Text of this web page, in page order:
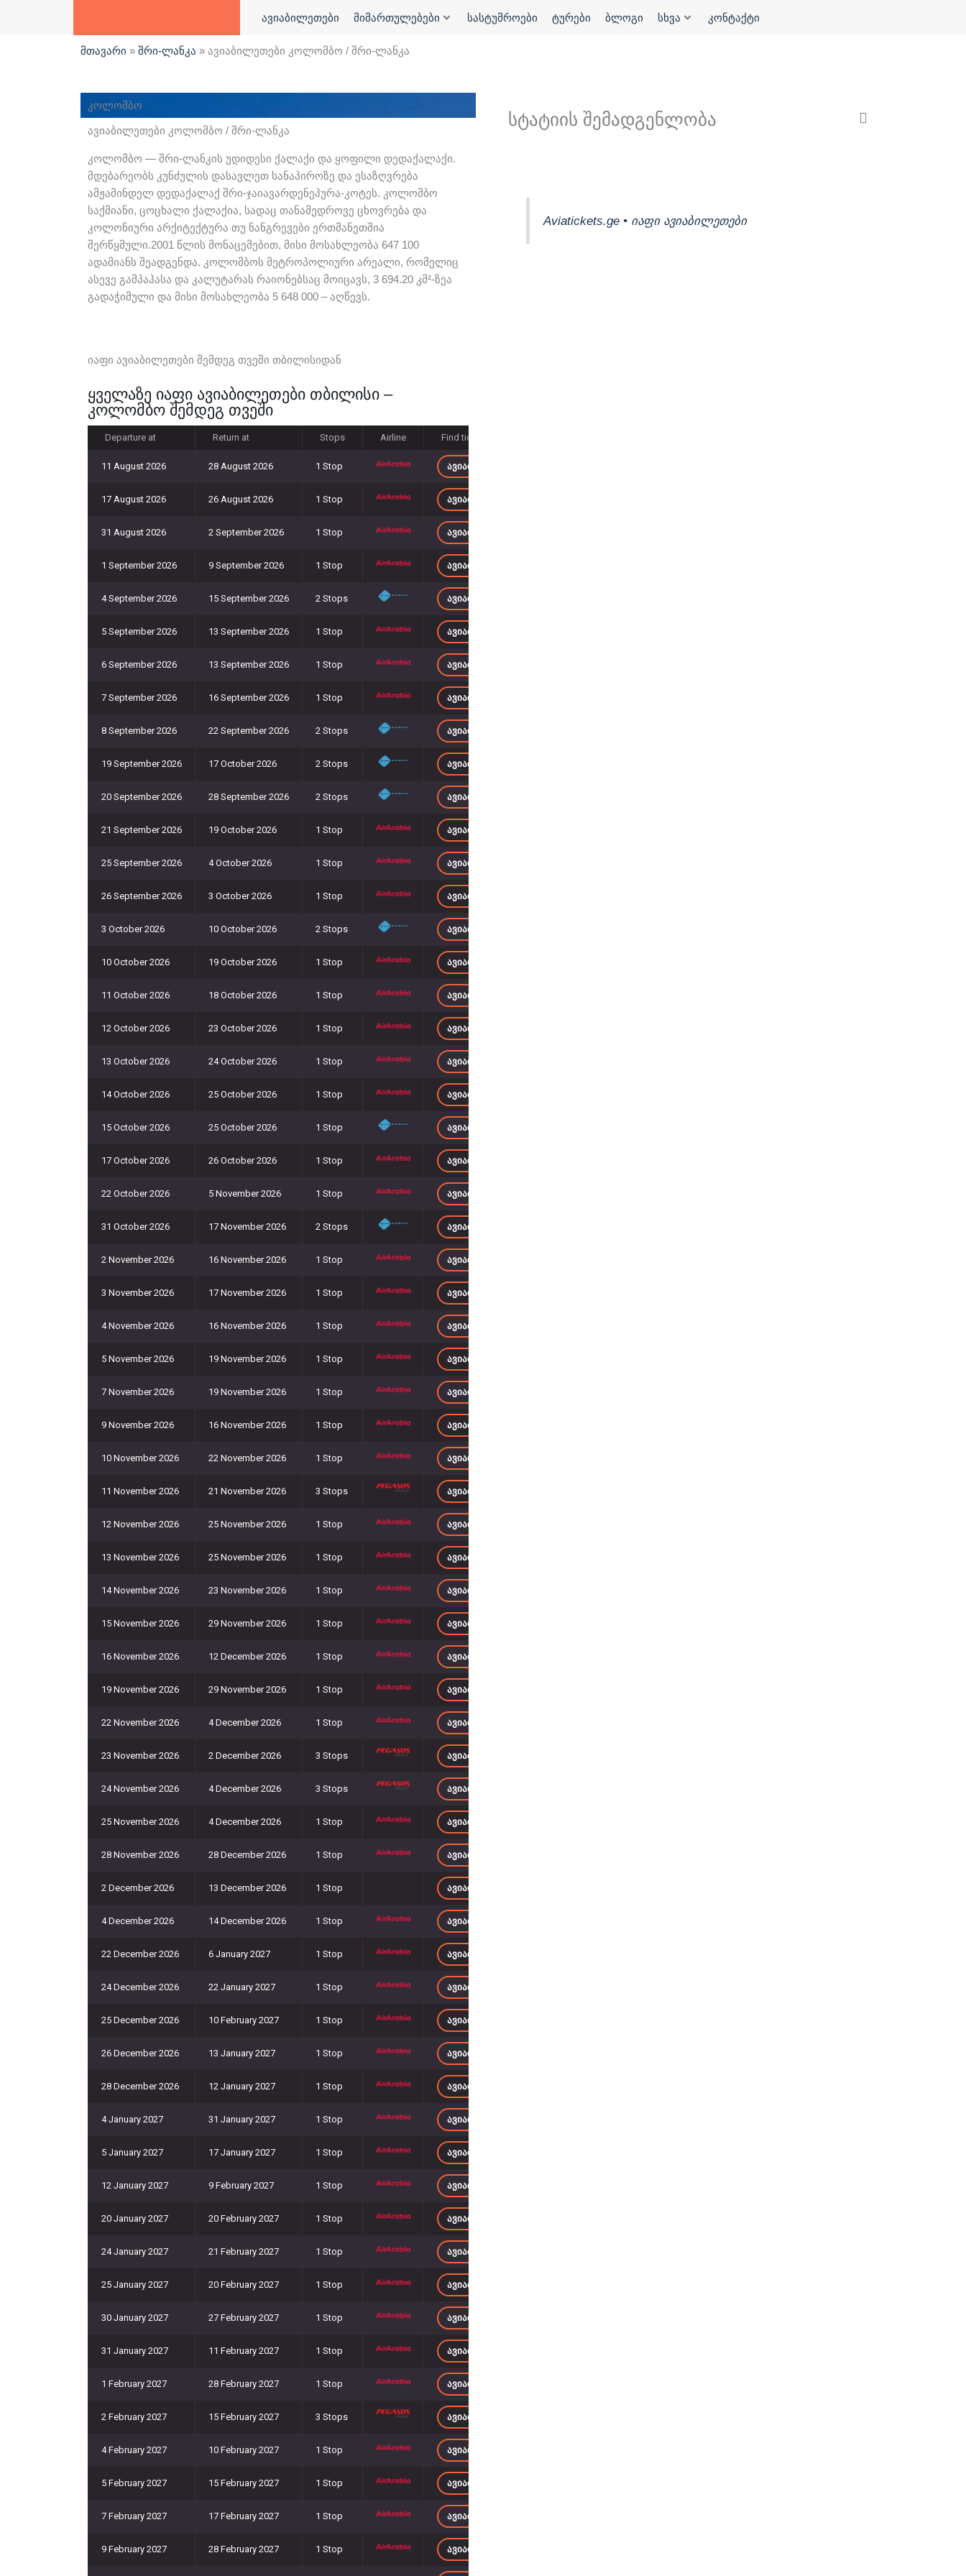
ავიაბილეთები მიმართულებები სასტუმროები ტურები ბლოგი სხვა კონტაქტი
მთავარი » შრი-ლანკა » ავიაბილეთები კოლომბო / შრი-ლანკა
კოლომბო
ავიაბილეთები კოლომბო / შრი-ლანკა
კოლომბო — შრი-ლანკის უდიდესი ქალაქი და ყოფილი დედაქალაქი.
მდებარეობს კუნძულის დასავლეთ სანაპიროზე და ესაზღვრება
ამჟამინდელ დედაქალაქ შრი-ჯაიავარდენეპურა-კოტეს. კოლომბო
საქმიანი, ცოცხალი ქალაქია, სადაც თანამედროვე ცხოვრება და
კოლონიური არქიტექტურა თუ ნანგრევები ერთმანეთშია
შერწყმული.2001 წლის მონაცემებით, მისი მოსახლეობა 647 100
ადამიანს შეადგენდა. კოლომბოს მეტროპოლიური არეალი, რომელიც
ასევე გამპაჰასა და კალუტარას რაიონებსაც მოიცავს, 3 694.20 კმ²-ზეა
გადაჭიმული და მისი მოსახლეობა 5 648 000 – აღწევს.
იაფი ავიაბილეთები შემდეგ თვეში თბილისიდან
ყველაზე იაფი ავიაბილეთები თბილისი –
კოლომბო შემდეგ თვეში
Departure at Return at Stops Airline Find tickets
11 August 2026 28 August 2026 1 Stop ᲐᲕᲘᲐᲑᲘᲚᲔᲗᲔᲑᲘ 2 131
17 August 2026 26 August 2026 1 Stop ᲐᲕᲘᲐᲑᲘᲚᲔᲗᲔᲑᲘ 2 111
31 August 2026 2 September 2026 1 Stop ᲐᲕᲘᲐᲑᲘᲚᲔᲗᲔᲑᲘ 1 722
1 September 2026 9 September 2026 1 Stop ᲐᲕᲘᲐᲑᲘᲚᲔᲗᲔᲑᲘ 1 686
4 September 2026 15 September 2026 2 Stops ᲐᲕᲘᲐᲑᲘᲚᲔᲗᲔᲑᲘ 1 764
5 September 2026 13 September 2026 1 Stop ᲐᲕᲘᲐᲑᲘᲚᲔᲗᲔᲑᲘ 1 878
6 September 2026 13 September 2026 1 Stop ᲐᲕᲘᲐᲑᲘᲚᲔᲗᲔᲑᲘ 1 705
7 September 2026 16 September 2026 1 Stop ᲐᲕᲘᲐᲑᲘᲚᲔᲗᲔᲑᲘ 1 709
8 September 2026 22 September 2026 2 Stops ᲐᲕᲘᲐᲑᲘᲚᲔᲗᲔᲑᲘ 1 799
19 September 2026 17 October 2026 2 Stops ᲐᲕᲘᲐᲑᲘᲚᲔᲗᲔᲑᲘ 1 571
20 September 2026 28 September 2026 2 Stops ᲐᲕᲘᲐᲑᲘᲚᲔᲗᲔᲑᲘ 1 646
21 September 2026 19 October 2026 1 Stop ᲐᲕᲘᲐᲑᲘᲚᲔᲗᲔᲑᲘ 1 718
25 September 2026 4 October 2026 1 Stop ᲐᲕᲘᲐᲑᲘᲚᲔᲗᲔᲑᲘ 1 828
26 September 2026 3 October 2026 1 Stop ᲐᲕᲘᲐᲑᲘᲚᲔᲗᲔᲑᲘ 1 705
3 October 2026 10 October 2026 2 Stops ᲐᲕᲘᲐᲑᲘᲚᲔᲗᲔᲑᲘ 1 624
10 October 2026 19 October 2026 1 Stop ᲐᲕᲘᲐᲑᲘᲚᲔᲗᲔᲑᲘ 1 685
11 October 2026 18 October 2026 1 Stop ᲐᲕᲘᲐᲑᲘᲚᲔᲗᲔᲑᲘ 1 838
12 October 2026 23 October 2026 1 Stop ᲐᲕᲘᲐᲑᲘᲚᲔᲗᲔᲑᲘ 1 901
13 October 2026 24 October 2026 1 Stop ᲐᲕᲘᲐᲑᲘᲚᲔᲗᲔᲑᲘ 1 867
14 October 2026 25 October 2026 1 Stop ᲐᲕᲘᲐᲑᲘᲚᲔᲗᲔᲑᲘ 1 867
15 October 2026 25 October 2026 1 Stop ᲐᲕᲘᲐᲑᲘᲚᲔᲗᲔᲑᲘ 1 815
17 October 2026 26 October 2026 1 Stop ᲐᲕᲘᲐᲑᲘᲚᲔᲗᲔᲑᲘ 1 685
22 October 2026 5 November 2026 1 Stop ᲐᲕᲘᲐᲑᲘᲚᲔᲗᲔᲑᲘ 1 841
31 October 2026 17 November 2026 2 Stops ᲐᲕᲘᲐᲑᲘᲚᲔᲗᲔᲑᲘ 1 677
2 November 2026 16 November 2026 1 Stop ᲐᲕᲘᲐᲑᲘᲚᲔᲗᲔᲑᲘ 1 832
3 November 2026 17 November 2026 1 Stop ᲐᲕᲘᲐᲑᲘᲚᲔᲗᲔᲑᲘ 1 832
4 November 2026 16 November 2026 1 Stop ᲐᲕᲘᲐᲑᲘᲚᲔᲗᲔᲑᲘ 1 832
5 November 2026 19 November 2026 1 Stop ᲐᲕᲘᲐᲑᲘᲚᲔᲗᲔᲑᲘ 1 841
7 November 2026 19 November 2026 1 Stop ᲐᲕᲘᲐᲑᲘᲚᲔᲗᲔᲑᲘ 1 841
9 November 2026 16 November 2026 1 Stop ᲐᲕᲘᲐᲑᲘᲚᲔᲗᲔᲑᲘ 1 810
10 November 2026 22 November 2026 1 Stop ᲐᲕᲘᲐᲑᲘᲚᲔᲗᲔᲑᲘ 1 726
11 November 2026 21 November 2026 3 Stops ᲐᲕᲘᲐᲑᲘᲚᲔᲗᲔᲑᲘ 1 744
12 November 2026 25 November 2026 1 Stop ᲐᲕᲘᲐᲑᲘᲚᲔᲗᲔᲑᲘ 1 841
13 November 2026 25 November 2026 1 Stop ᲐᲕᲘᲐᲑᲘᲚᲔᲗᲔᲑᲘ 1 841
14 November 2026 23 November 2026 1 Stop ᲐᲕᲘᲐᲑᲘᲚᲔᲗᲔᲑᲘ 1 685
15 November 2026 29 November 2026 1 Stop ᲐᲕᲘᲐᲑᲘᲚᲔᲗᲔᲑᲘ 1 895
16 November 2026 12 December 2026 1 Stop ᲐᲕᲘᲐᲑᲘᲚᲔᲗᲔᲑᲘ 1 727
19 November 2026 29 November 2026 1 Stop ᲐᲕᲘᲐᲑᲘᲚᲔᲗᲔᲑᲘ 1 894
22 November 2026 4 December 2026 1 Stop ᲐᲕᲘᲐᲑᲘᲚᲔᲗᲔᲑᲘ 1 848
23 November 2026 2 December 2026 3 Stops ᲐᲕᲘᲐᲑᲘᲚᲔᲗᲔᲑᲘ 1 801
24 November 2026 4 December 2026 3 Stops ᲐᲕᲘᲐᲑᲘᲚᲔᲗᲔᲑᲘ 1 668
25 November 2026 4 December 2026 1 Stop ᲐᲕᲘᲐᲑᲘᲚᲔᲗᲔᲑᲘ 1 839
28 November 2026 28 December 2026 1 Stop ᲐᲕᲘᲐᲑᲘᲚᲔᲗᲔᲑᲘ 1 932
2 December 2026 13 December 2026 1 Stop ᲐᲕᲘᲐᲑᲘᲚᲔᲗᲔᲑᲘ 1 792
4 December 2026 14 December 2026 1 Stop ᲐᲕᲘᲐᲑᲘᲚᲔᲗᲔᲑᲘ 1 718
22 December 2026 6 January 2027 1 Stop ᲐᲕᲘᲐᲑᲘᲚᲔᲗᲔᲑᲘ 1 810
24 December 2026 22 January 2027 1 Stop ᲐᲕᲘᲐᲑᲘᲚᲔᲗᲔᲑᲘ 1 849
25 December 2026 10 February 2027 1 Stop ᲐᲕᲘᲐᲑᲘᲚᲔᲗᲔᲑᲘ 1 731
26 December 2026 13 January 2027 1 Stop ᲐᲕᲘᲐᲑᲘᲚᲔᲗᲔᲑᲘ 1 726
28 December 2026 12 January 2027 1 Stop ᲐᲕᲘᲐᲑᲘᲚᲔᲗᲔᲑᲘ 1 820
4 January 2027 31 January 2027 1 Stop ᲐᲕᲘᲐᲑᲘᲚᲔᲗᲔᲑᲘ 1 819
5 January 2027 17 January 2027 1 Stop ᲐᲕᲘᲐᲑᲘᲚᲔᲗᲔᲑᲘ 1 837
12 January 2027 9 February 2027 1 Stop ᲐᲕᲘᲐᲑᲘᲚᲔᲗᲔᲑᲘ 1 810
20 January 2027 20 February 2027 1 Stop ᲐᲕᲘᲐᲑᲘᲚᲔᲗᲔᲑᲘ 1 737
24 January 2027 21 February 2027 1 Stop ᲐᲕᲘᲐᲑᲘᲚᲔᲗᲔᲑᲘ 1 705
25 January 2027 20 February 2027 1 Stop ᲐᲕᲘᲐᲑᲘᲚᲔᲗᲔᲑᲘ 1 726
30 January 2027 27 February 2027 1 Stop ᲐᲕᲘᲐᲑᲘᲚᲔᲗᲔᲑᲘ 1 735
31 January 2027 11 February 2027 1 Stop ᲐᲕᲘᲐᲑᲘᲚᲔᲗᲔᲑᲘ 1 838
1 February 2027 28 February 2027 1 Stop ᲐᲕᲘᲐᲑᲘᲚᲔᲗᲔᲑᲘ 1 697
2 February 2027 15 February 2027 3 Stops ᲐᲕᲘᲐᲑᲘᲚᲔᲗᲔᲑᲘ 1 804
4 February 2027 10 February 2027 1 Stop ᲐᲕᲘᲐᲑᲘᲚᲔᲗᲔᲑᲘ 1 838
5 February 2027 15 February 2027 1 Stop ᲐᲕᲘᲐᲑᲘᲚᲔᲗᲔᲑᲘ 1 837
7 February 2027 17 February 2027 1 Stop ᲐᲕᲘᲐᲑᲘᲚᲔᲗᲔᲑᲘ 1 837
9 February 2027 28 February 2027 1 Stop ᲐᲕᲘᲐᲑᲘᲚᲔᲗᲔᲑᲘ 1 830
სტატიის შემადგენლობა
Aviatickets.ge • იაფი ავიაბილეთები